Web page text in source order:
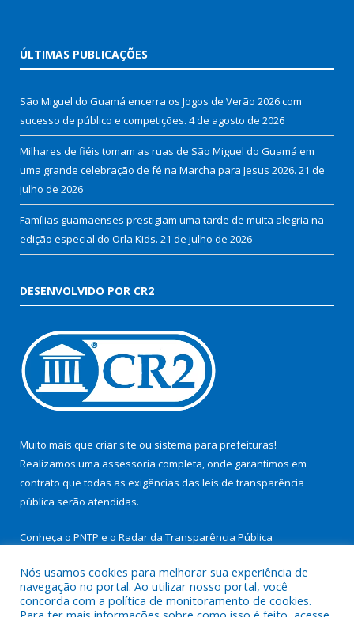
ÚLTIMAS PUBLICAÇÕES
São Miguel do Guamá encerra os Jogos de Verão 2026 com
sucesso de público e competições. 4 de agosto de 2026
Milhares de fiéis tomam as ruas de São Miguel do Guamá em
uma grande celebração de fé na Marcha para Jesus 2026. 21 de
julho de 2026
Famílias guamaenses prestigiam uma tarde de muita alegria na
edição especial do Orla Kids. 21 de julho de 2026
DESENVOLVIDO POR CR2
Muito mais que criar site ou sistema para prefeituras!
Realizamos uma assessoria completa, onde garantimos em
contrato que todas as exigências das leis de transparência
pública serão atendidas.
Conheça o PNTP e o Radar da Transparência Pública
Nós usamos cookies para melhorar sua experiência de
navegação no portal. Ao utilizar nosso portal, você
concorda com a política de monitoramento de cookies.